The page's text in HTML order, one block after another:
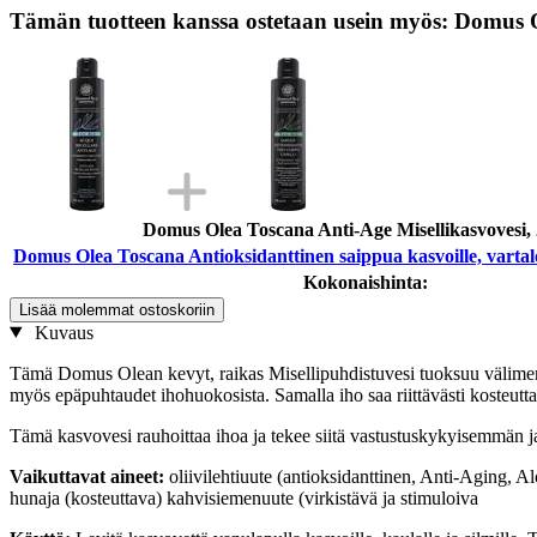
Tämän tuotteen kanssa ostetaan usein myös:
Domus Olea Toscana Anti-Age Misellikasvovesi,
Domus Olea Toscana Antioksidanttinen saippua kasvoille,
Kokonaishinta:
Lisää molemmat ostoskoriin
Kuvaus
Tämä Domus Olean kevyt, raikas Misellipuhdistuvesi tuoksuu
myös epäpuhtaudet ihohuokosista. Samalla iho saa riittävästi
Tämä kasvovesi rauhoittaa ihoa ja tekee siitä vastustuskykyisemmän
Vaikuttavat aineet: oliivilehtiuute (antioksidanttinen, Anti-Aging,
hunaja (kosteuttava) kahvisiemenuute (virkistävä ja stimuloiva